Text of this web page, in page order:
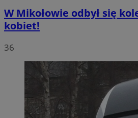
W Mikołowie odbył się
kobiet!
36